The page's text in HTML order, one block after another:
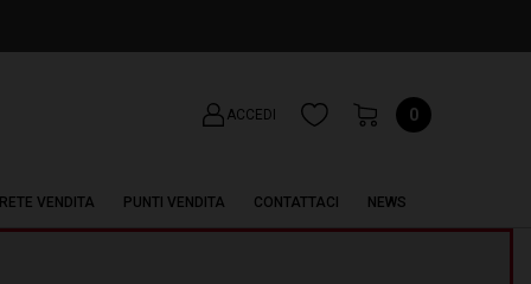
ACCEDI 0
RETE VENDITA PUNTI VENDITA CONTATTACI NEWS